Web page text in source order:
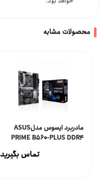
محصولات مشابه
مادربرد ایسوس مدلASUS
PRIME B560-PLUS DDR4
تماس بگیرید